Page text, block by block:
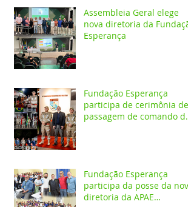
Assembleia Geral elege
nova diretoria da Fundação
Esperança
Fundação Esperança
participa de cerimônia de
passagem de comando do
Fundação Esperança
participa da posse da nova
diretoria da APAE